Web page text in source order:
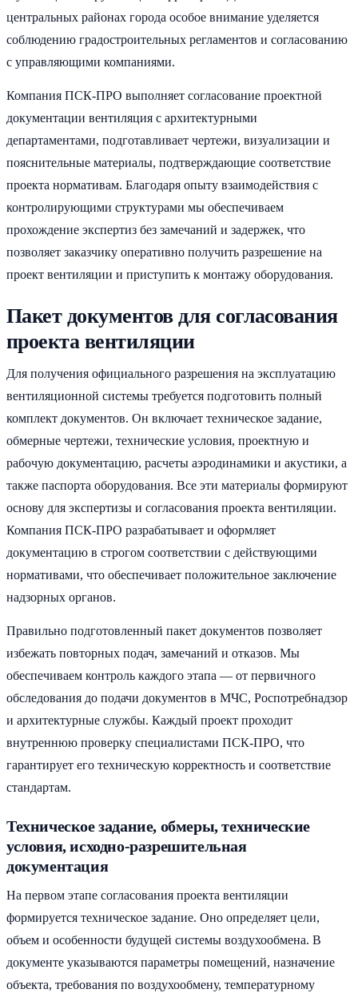
центральных районах города особое внимание уделяется
соблюдению градостроительных регламентов и согласованию
с управляющими компаниями.
Компания ПСК-ПРО выполняет согласование проектной
документации вентиляция с архитектурными
департаментами, подготавливает чертежи, визуализации и
пояснительные материалы, подтверждающие соответствие
проекта нормативам. Благодаря опыту взаимодействия с
контролирующими структурами мы обеспечиваем
прохождение экспертиз без замечаний и задержек, что
позволяет заказчику оперативно получить разрешение на
проект вентиляции и приступить к монтажу оборудования.
Пакет документов для согласования
проекта вентиляции
Для получения официального разрешения на эксплуатацию
вентиляционной системы требуется подготовить полный
комплект документов. Он включает техническое задание,
обмерные чертежи, технические условия, проектную и
рабочую документацию, расчеты аэродинамики и акустики, а
также паспорта оборудования. Все эти материалы формируют
основу для экспертизы и согласования проекта вентиляции.
Компания ПСК-ПРО разрабатывает и оформляет
документацию в строгом соответствии с действующими
нормативами, что обеспечивает положительное заключение
надзорных органов.
Правильно подготовленный пакет документов позволяет
избежать повторных подач, замечаний и отказов. Мы
обеспечиваем контроль каждого этапа — от первичного
обследования до подачи документов в МЧС, Роспотребнадзор
и архитектурные службы. Каждый проект проходит
внутреннюю проверку специалистами ПСК-ПРО, что
гарантирует его техническую корректность и соответствие
стандартам.
Техническое задание, обмеры, технические
условия, исходно-разрешительная
документация
На первом этапе согласования проекта вентиляции
формируется техническое задание. Оно определяет цели,
объем и особенности будущей системы воздухообмена. В
документе указываются параметры помещений, назначение
объекта, требования по воздухообмену, температурному